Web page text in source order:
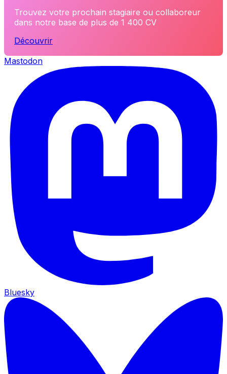
Trouvez votre prochain stagiaire ou collaboreur
dans notre base de plus de 1 400 CV
Découvrir
Mastodon
Bluesky